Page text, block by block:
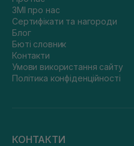
ЗМІ про нас
Сертифікати та нагороди
Блог
Бюті словник
Контакти
Умови використання сайту
Політика конфіденційності
КОНТАКТИ